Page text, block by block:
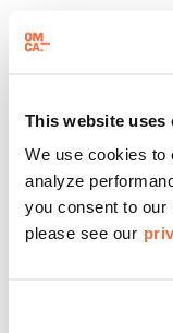
This website uses
We use cookies to
analyze
you consent to our
please see our